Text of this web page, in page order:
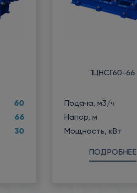
60
66
30
1ЦНСГ60-66
Подача, м3/ч
Напор, м
Мощность, кВт
ПОДРОБНЕЕ